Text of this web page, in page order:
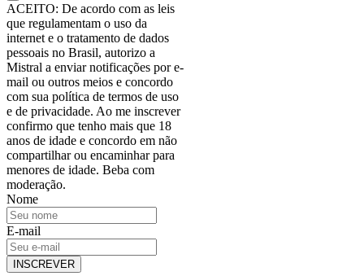
ACEITO: De acordo com as leis
que regulamentam o uso da
internet e o tratamento de dados
pessoais no Brasil, autorizo a
Mistral a enviar notificações por e-
mail ou outros meios e concordo
com sua política de termos de uso
e de privacidade. Ao me inscrever
confirmo que tenho mais que 18
anos de idade e concordo em não
compartilhar ou encaminhar para
menores de idade. Beba com
moderação.
Nome
E-mail
INSCREVER